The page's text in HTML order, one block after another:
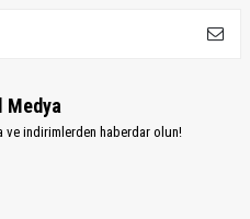
Medya
ve indirimlerden haberdar olun!